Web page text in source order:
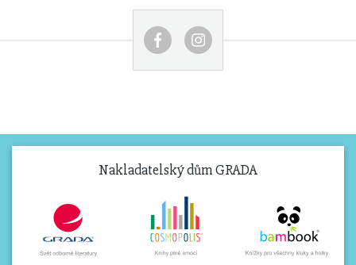
Nakladatelský dům GRADA